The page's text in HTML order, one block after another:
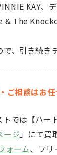
KAY、
& The
、引き続き
ご相談はお任
トでは 【ハー
ージ 」にて買
ォーム、フリ